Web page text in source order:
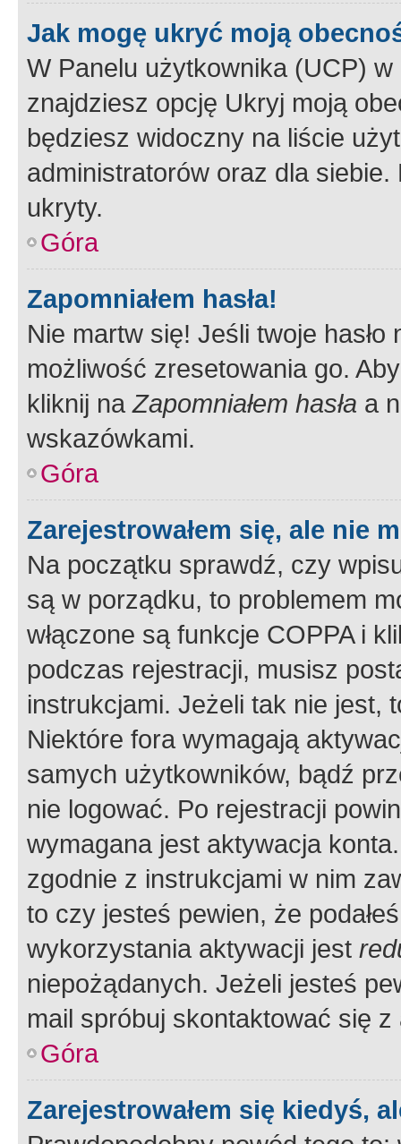
Jak mogę ukryć moją
W Panelu użytkownika (UCP) w
znajdziesz opcję Ukryj moją
będziesz widoczny na liście
administratorów oraz dla
ukryty.
Góra
Zapomniałem hasła!
Nie martw się! Jeśli twoje
możliwość zresetowania go.
kliknij naZapomniałem hasła a
wskazówkami.
Góra
Zarejestrowałem się, ale nie
Na początku sprawdź, czy
są w porządku, to problemem
włączone są funkcje COPPA i
podczas rejestracji, musisz
instrukcjami. Jeżeli tak nie jest,
Niektóre fora wymagają
samych użytkowników, bądź
nie logować. Po rejestracji
wymagana jest aktywacja
zgodnie z instrukcjami w nim
to czy jesteś pewien, że
wykorzystania aktywacji jest
niepożądanych. Jeżeli jesteś
mail spróbuj skontaktować się
Góra
Zarejestrowałem się kiedyś,